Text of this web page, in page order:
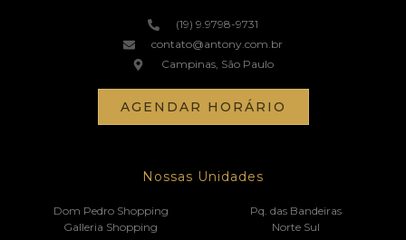
(19) 9.9798-9731
contato@antony.com.br
Campinas, São Paulo
AGENDAR HORÁRIO
Nossas Unidades
Dom Pedro Shopping
Galleria Shopping
Pq. das Bandeiras
Norte Sul